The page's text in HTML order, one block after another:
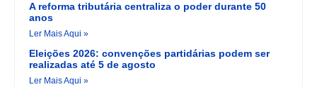
A reforma tributária centraliza o poder durante 50
anos
Ler Mais Aqui »
Eleições 2026: convenções partidárias podem ser
realizadas até 5 de agosto
Ler Mais Aqui »